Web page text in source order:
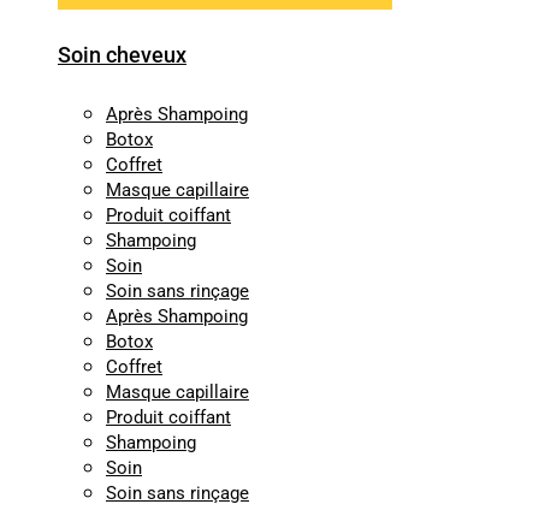
Soin cheveux
Après Shampoing
Botox
Coffret
Masque capillaire
Produit coiffant
Shampoing
Soin
Soin sans rinçage
Après Shampoing
Botox
Coffret
Masque capillaire
Produit coiffant
Shampoing
Soin
Soin sans rinçage